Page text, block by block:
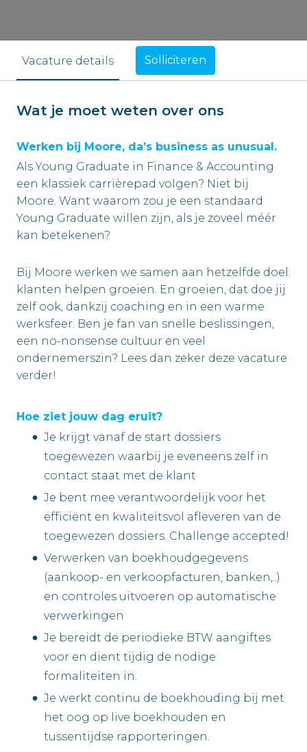
Vacature details Solliciteren
Wat je moet weten over ons
Werken bij Moore, da’s business as unusual.
Als Young Graduate in Finance & Accounting
een klassiek carrièrepad volgen? Niet bij
Moore. Want waarom zou je een standaard
Young Graduate willen zijn, als je zoveel méér
kan betekenen?
Bij Moore werken we samen aan hetzelfde doel:
klanten helpen groeien. En groeien, dat doe jij
zelf ook, dankzij coaching en in een warme
werksfeer. Ben je fan van snelle beslissingen,
een no-nonsense cultuur en veel
ondernemerszin? Lees dan zeker deze vacature
verder!
Hoe ziet jouw dag eruit?
Je krijgt vanaf de start dossiers
toegewezen waarbij je eveneens zelf in
contact staat met de klant
Je bent mee verantwoordelijk voor het
efficiënt en kwaliteitsvol afleveren van de
toegewezen dossiers. Challenge accepted!
Verwerken van boekhoudgegevens
(aankoop- en verkoopfacturen, banken,..)
en controles uitvoeren op automatische
verwerkingen
Je bereidt de periodieke BTW aangiftes
voor en dient tijdig de nodige
formaliteiten in.
Je werkt continu de boekhouding bij met
het oog op live boekhouden en
tussentijdse rapporteringen.